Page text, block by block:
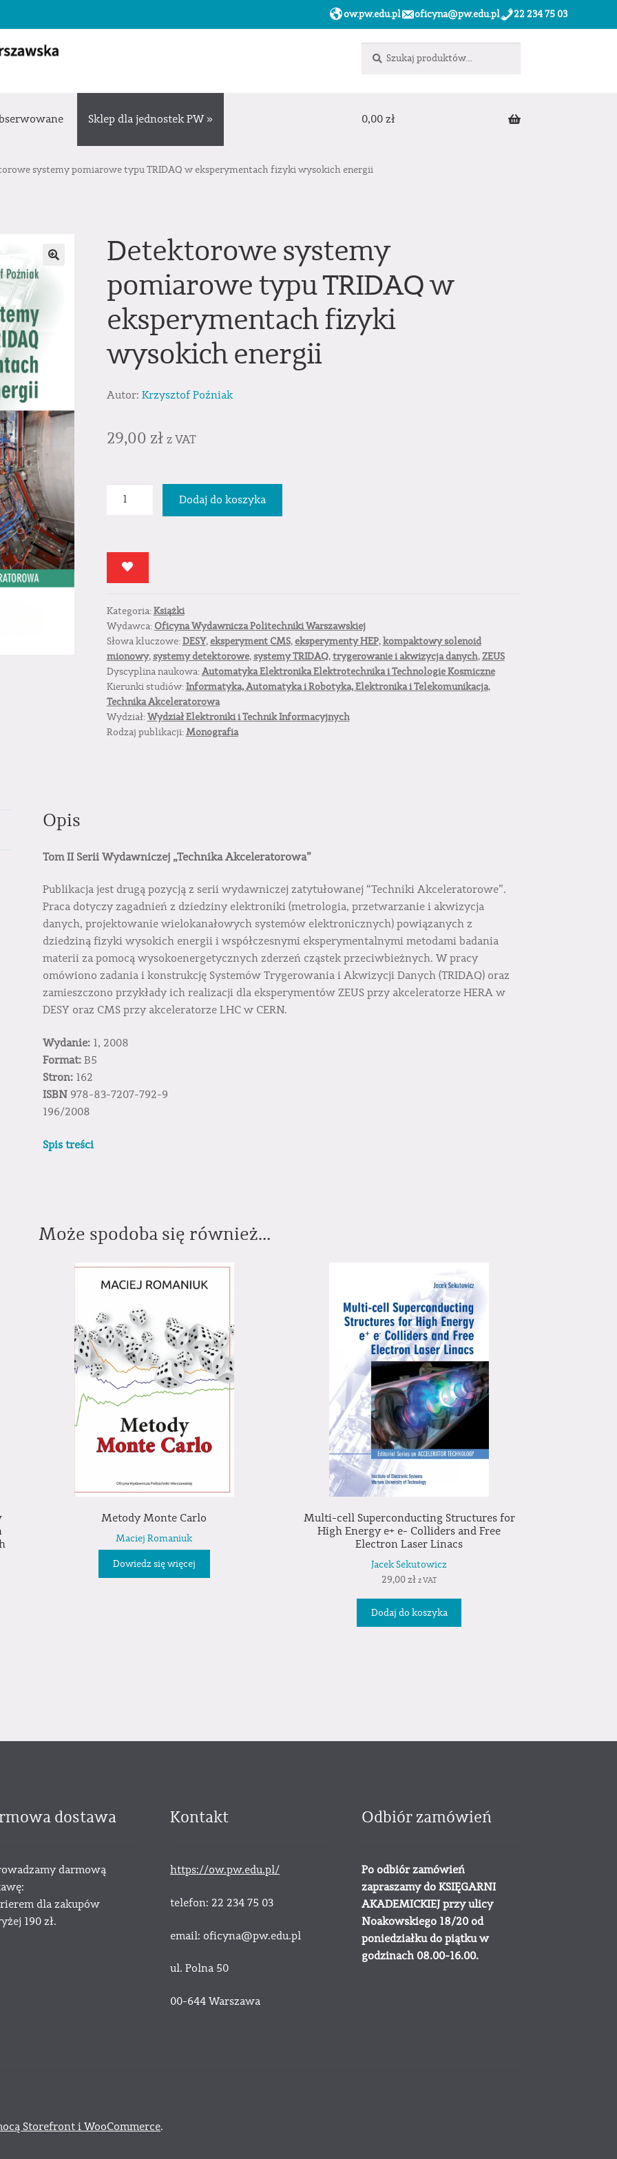
ow.pw.edu.pl oficyna@pw.edu.pl 22 234 75 03
Sklep dla jednostek PW » 0,00 zł
systemy pomiarowe typu TRIDAQ w eksperymentach fizyki wysokich energii
Detektorowe systemy
pomiarowe typu TRIDAQ w
eksperymentach fizyki
wysokich energii
Autor: Krzysztof Poźniak
29,00 zł z VAT
ilość
typu
eksperymentach
fizyki
wysokich
energii
Dodaj do koszyka
Kategoria:Książki
Wydawca: Oficyna Wydawnicza Politechniki Warszawskiej
Słowa kluczowe:DESY,eksperyment CMS,eksperymenty HEP,kompaktowy solenoid
mionowy, systemy detektorowe, systemy TRIDAQ,trygerowanie i akwizycja danych,ZEUS
Dyscyplina naukowa:Automatyka Elektronika Elektrotechnika i Technologie Kosmiczne
Kierunki studiów:Informatyka, Automatyka i Robotyka, Elektronika i Telekomunikacja,
Technika Akceleratorowa
Wydział:Wydział Elektroniki i Technik Informacyjnych
Rodzaj publikacji:Monografia
Opis
Tom II Serii Wydawniczej „Technika Akceleratorowa”
Publikacja jest drugą pozycją z serii wydawniczej zatytułowanej “Techniki Akceleratorowe”.
Praca dotyczy zagadnień z dziedziny elektroniki (metrologia, przetwarzanie i akwizycja
danych, projektowanie wielokanałowych systemów elektronicznych) powiązanych z
dziedziną fizyki wysokich energii i współczesnymi eksperymentalnymi metodami badania
materii za pomocą wysokoenergetycznych zderzeń cząstek przeciwbieżnych. W pracy
omówiono zadania i konstrukcję Systemów Trygerowania i Akwizycji Danych (TRIDAQ) oraz
zamieszczono przykłady ich realizacji dla eksperymentów ZEUS przy akceleratorze HERA w
DESY oraz CMS przy akceleratorze LHC w CERN.
Wydanie: 1, 2008
Format: B5
Stron: 162
ISBN 978-83-7207-792-9
196/2008
Spis treści
Może spodoba się również…
Metody Monte Carlo
Maciej Romaniuk
Dowiedz się więcej
Multi-cell Superconducting Structures for
High Energy e+ e- Colliders and Free
Electron Laser Linacs
Jacek Sekutowicz
29,00zł z VAT
Dodaj do koszyka
dostawa
darmową
dla zakupów
190 zł.
Kontakt
https://ow.pw.edu.pl/
telefon: 22 234 75 03
email: oficyna@pw.edu.pl
ul. Polna 50
00-644 Warszawa
Odbiór zamówień
Po odbiór zamówień
zapraszamy do KSIĘGARNI
AKADEMICKIEJ przy ulicy
Noakowskiego 18/20 od
poniedziałku do piątku w
godzinach 08.00-16.00.
Storefront i WooCommerce.